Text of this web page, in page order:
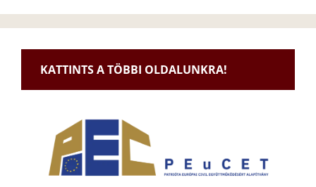
KATTINTS A TÖBBI OLDALUNKRA!